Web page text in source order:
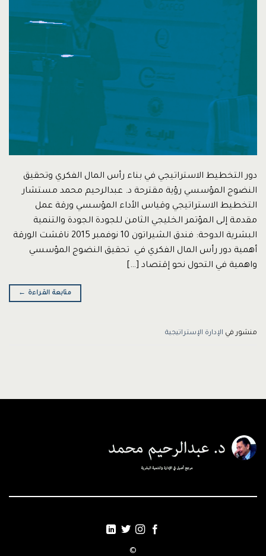
دور التخطيط الاستراتيجي في بناء رأس المال الفكري وتحقيق
النضوج المؤسسي رؤية مقترحة د. عبدالرحيم محمد مستشار
التخطيط الاستراتيجي وقياس الأداء المؤسسي ورقة عمل
مقدمة إلى المؤتمر الخليجي الثامن للجودة الجودة والتنمية
البشرية الدوحة: فندق الشيراتون 10 نوفمبر 2015 ناقشت الورقة
أهمية دور رأس المال الفكري في تحقيق النضوج المؤسسي
واهمية في التحول نحو إقتصاد […]
متابعة القراءة ←
منشور في الإدارة الإستراتيجية
©